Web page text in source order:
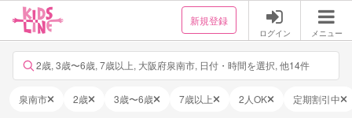
新規登録
ログイン メニュー
2歳, 3歳〜6歳, 7歳以上, 大阪府泉南市, 日付・時間を選択, 他14件
泉南市 2歳 3歳〜6歳 7歳以上 2人OK 定期割引中